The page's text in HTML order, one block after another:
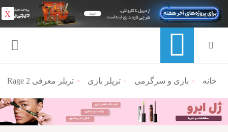
منوی ناوبری خرده نان
خانه بازی و سرگرمی تریلر بازی تریلر معرفی Rage 2
X